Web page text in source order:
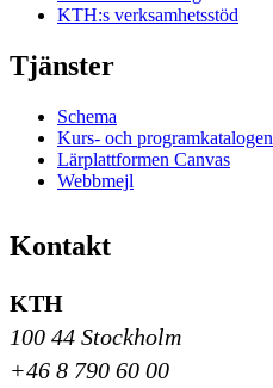
KTH:s verksamhetsstöd
Tjänster
Schema
Kurs- och programkatalogen
Lärplattformen Canvas
Webbmejl
Kontakt
KTH
100 44 Stockholm
+46 8 790 60 00